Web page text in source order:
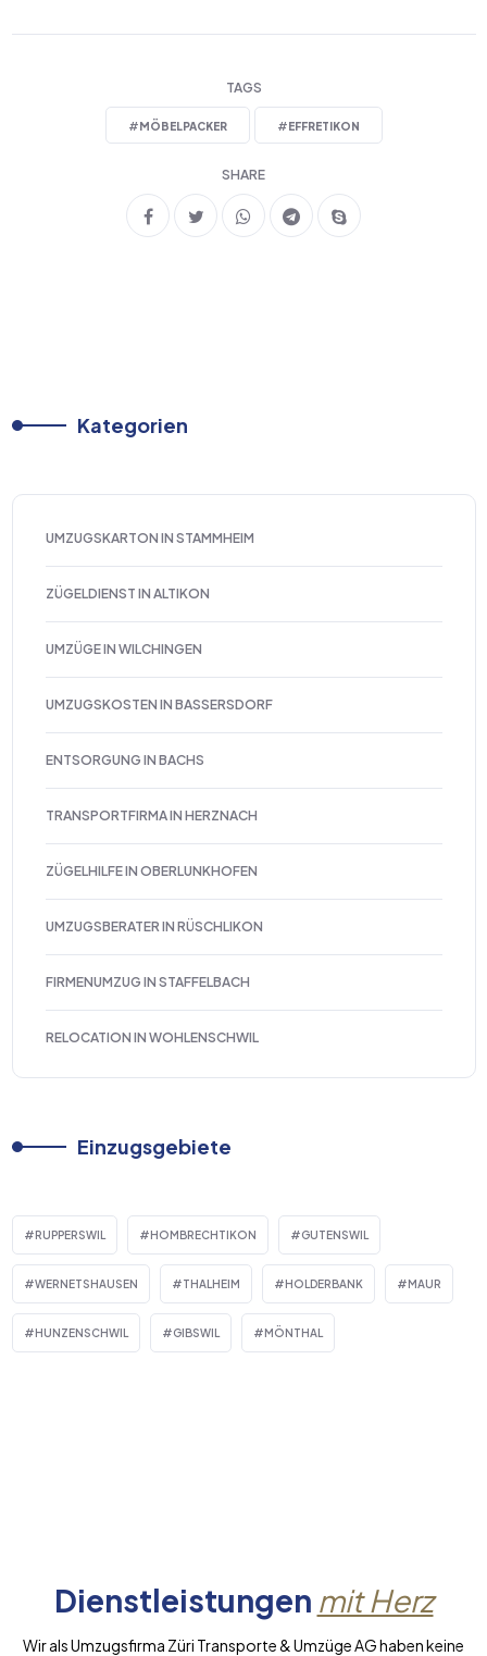
TAGS
#MÖBELPACKER #EFFRETIKON
SHARE
Kategorien
UMZUGSKARTON IN STAMMHEIM
ZÜGELDIENST IN ALTIKON
UMZÜGE IN WILCHINGEN
UMZUGSKOSTEN IN BASSERSDORF
ENTSORGUNG IN BACHS
TRANSPORTFIRMA IN HERZNACH
ZÜGELHILFE IN OBERLUNKHOFEN
UMZUGSBERATER IN RÜSCHLIKON
FIRMENUMZUG IN STAFFELBACH
RELOCATION IN WOHLENSCHWIL
Einzugsgebiete
RUPPERSWIL HOMBRECHTIKON GUTENSWIL
WERNETSHAUSEN THALHEIM HOLDERBANK MAUR
HUNZENSCHWIL GIBSWIL MÖNTHAL
Dienstleistungen mit Herz
Wir als Umzugsfirma Züri Transporte & Umzüge AG haben keine